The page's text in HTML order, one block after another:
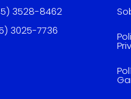
3528-8462
3025-7736